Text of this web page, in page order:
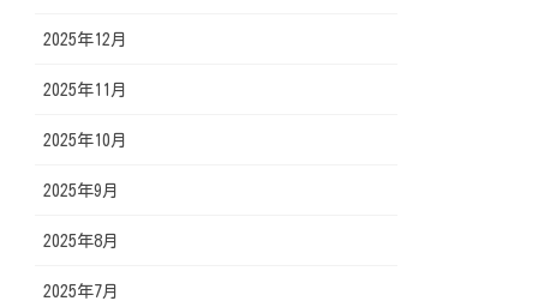
2025年12月
2025年11月
2025年10月
2025年9月
2025年8月
2025年7月